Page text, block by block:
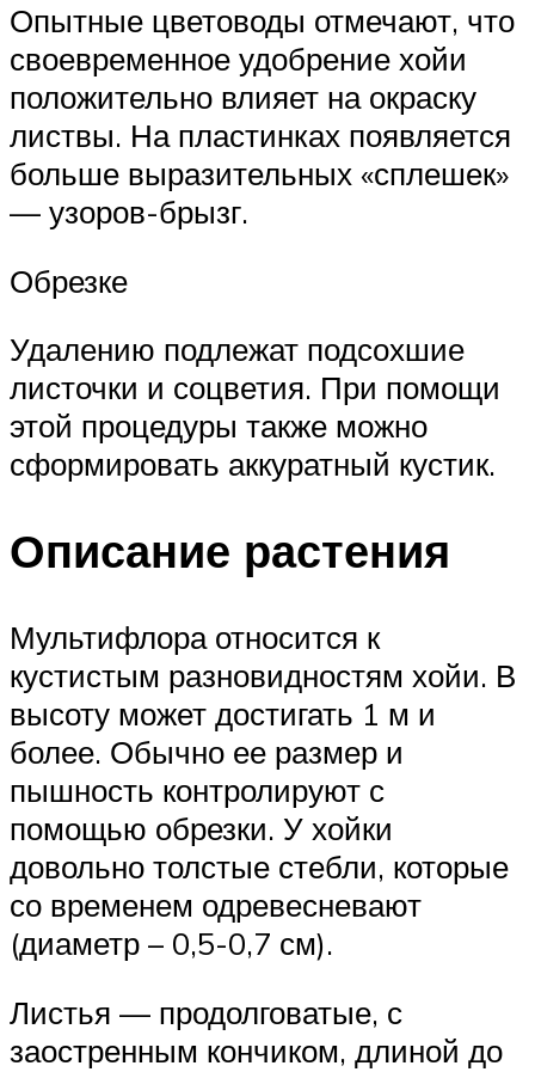
Опытные цветоводы отмечают, что
своевременное удобрение хойи
положительно влияет на окраску
листвы. На пластинках появляется
больше выразительных «сплешек»
— узоров-брызг.
Обрезке
Удалению подлежат подсохшие
листочки и соцветия. При помощи
этой процедуры также можно
сформировать аккуратный кустик.
Описание растения
Мультифлора относится к
кустистым разновидностям хойи. В
высоту может достигать 1 м и
более. Обычно ее размер и
пышность контролируют с
помощью обрезки. У хойки
довольно толстые стебли, которые
со временем одревесневают
(диаметр – 0,5-0,7 см).
Листья — продолговатые, с
заостренным кончиком, длиной до